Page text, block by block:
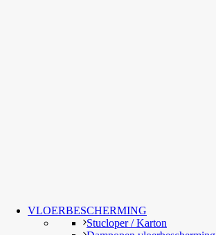
VLOERBESCHERMING
Stucloper / Karton